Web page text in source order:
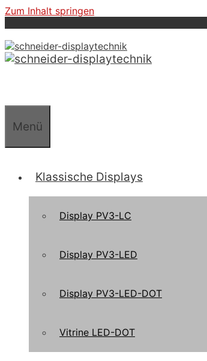
Zum Inhalt springen
Menü
Klassische Displays
Display PV3-LC
Display PV3-LED
Display PV3-LED-DOT
Vitrine LED-DOT